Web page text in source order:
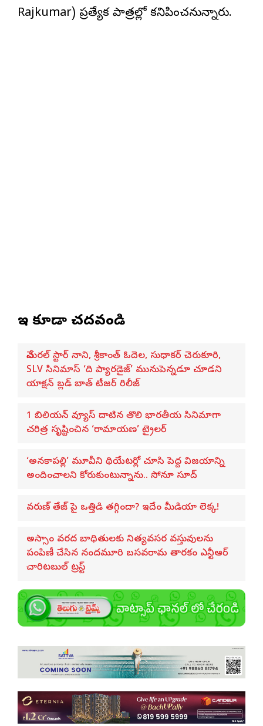
Rajkumar) ప్రత్యేక పాత్రల్లో కనిపించనున్నారు.
ఇవి కూడా చదవండి
నేచురల్ స్టార్ నాని, శ్రీకాంత్ ఓదెల, సుధాకర్ చెరుకూరి,
SLV సినిమాస్ ‘ది ప్యారడైజ్’ మునుపెన్నడూ చూడని
యాక్షన్ బ్లడ్ బాత్ టీజర్ రిలీజ్
1 బిలియన్ వ్యూస్ దాటిన తొలి భారతీయ సినిమాగా
చరిత్ర సృష్టించిన ‘రామాయణ’ ట్రైలర్
‘అనకాపల్లి’ మూవీని థియేటర్లో చూసి పెద్ద విజయాన్ని
అందించాలని కోరుకుంటున్నాను.. సోనూ సూద్
వరుణ్ తేజ్‌ పై ఒత్తిడి తగ్గిందా? ఇదేం మీడియా లెక్క!
అస్సాం వరద బాధితులకు నిత్యవసర వస్తువులను
పంపిణీ చేసిన నందమూరి బసవరామ తారకం ఎన్టీఆర్
చారిటబుల్ ట్రస్ట్